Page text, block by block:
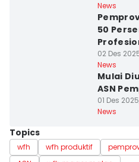
News
50
02 Des
News
Mulai
ASN
01 Des
News
Topics
wfh wfh produktif